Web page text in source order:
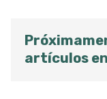
artículos